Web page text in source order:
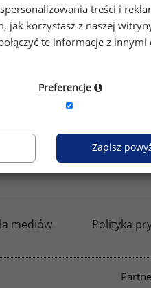
otrzymać darmowy kod
kfw.sedlak.pl
mediów Polityka
treści i
jak korzystasz z naszej
te informacje z
Preferencje
Zapisz